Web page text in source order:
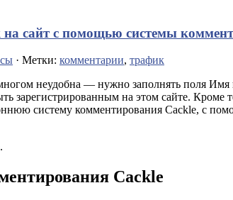
сайт с помощью системы
· Метки: комментарии, трафик
неудобна — нужно заполнять поля
зарегистрированным на этом сайте.
систему комментирования Cackle, с
Cackle